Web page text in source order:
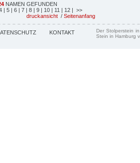
NAMEN GEFUNDEN
| 5 | 6 | 7 | 8 | 9 | 10 | 11 | 12 | >>
druckansicht / Seitenanfang
KONTAKT
Der Stolperstein
Stein in Hamburg